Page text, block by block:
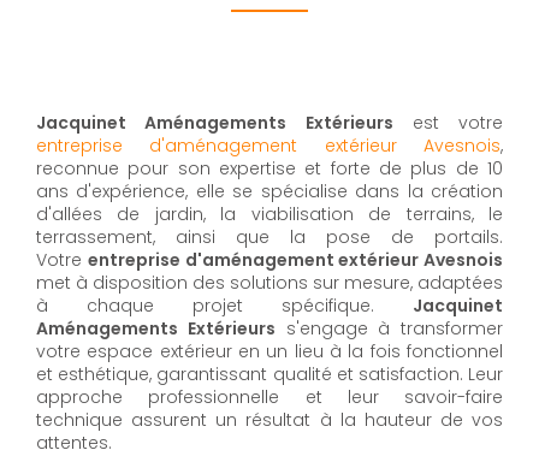
Jacquinet Aménagements Extérieurs est votre
entreprise d'aménagement extérieur Avesnois,
reconnue pour son expertise et forte de plus de 10
ans d'expérience, elle se spécialise dans la création
d'allées de jardin, la viabilisation de terrains, le
terrassement, ainsi que la pose de portails.
Votre entreprise d'aménagement extérieur Avesnois
met à disposition des solutions sur mesure, adaptées
à chaque projet spécifique. Jacquinet
Aménagements Extérieurs s'engage à transformer
votre espace extérieur en un lieu à la fois fonctionnel
et esthétique, garantissant qualité et satisfaction. Leur
approche professionnelle et leur savoir-faire
technique assurent un résultat à la hauteur de vos
attentes.